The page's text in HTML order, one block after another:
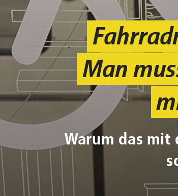
Man
Warum das mit